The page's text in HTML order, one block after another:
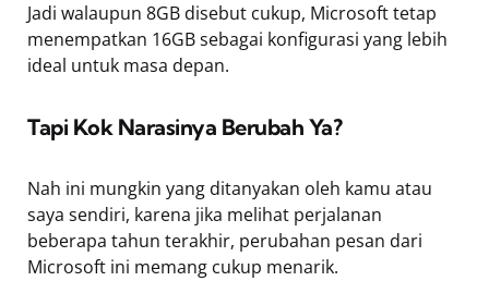
Jadi walaupun 8GB disebut cukup, Microsoft tetap
menempatkan 16GB sebagai konfigurasi yang lebih
ideal untuk masa depan.
Tapi Kok Narasinya Berubah Ya?
Nah ini mungkin yang ditanyakan oleh kamu atau
saya sendiri, karena jika melihat perjalanan
beberapa tahun terakhir, perubahan pesan dari
Microsoft ini memang cukup menarik.